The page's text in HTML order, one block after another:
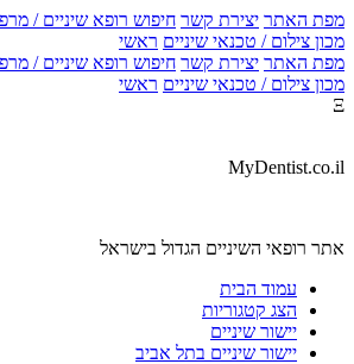
האתר יצירת קשר חיפוש רופא שיניים / מרפאה
צילום / טכנאי שיניים ראשי
האתר יצירת קשר חיפוש רופא שיניים / מרפאה
צילום / טכנאי שיניים ראשי
רופאי השיניים הגדול בישראל
עמוד הבית
הצג קטגוריות
יישור שיניים
יישור שיניים בתל אביב